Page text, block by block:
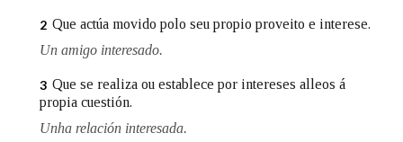
Nas definicións
2 Que actúa movido polo seu propio proveito e interese.
Un amigo interesado.
3 Que se realiza ou establece por intereses alleos á
propia cuestión.
Unha relación interesada.